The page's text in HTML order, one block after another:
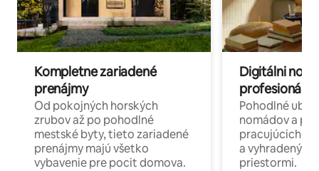
Kompletne zariadené
prenájmy
Od pokojných horských
zrubov až po pohodlné
mestské byty, tieto zariadené
prenájmy majú všetko
vybavenie pre pocit domova.
Digitálni
profesionáli
Pohodlné
nomádov a
pracujúcich
a
priestormi.